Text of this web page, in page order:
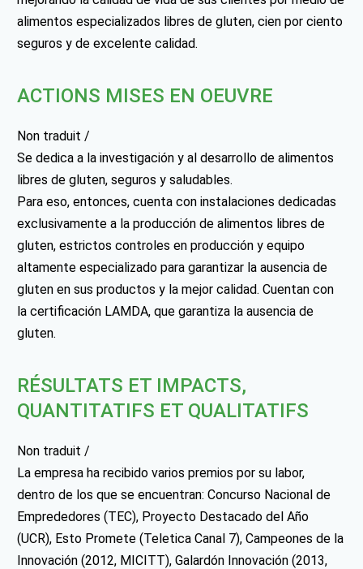
alimentos especializados libres de gluten, cien por ciento
seguros y de excelente calidad.
ACTIONS MISES EN OEUVRE
Non traduit /
Se dedica a la investigación y al desarrollo de alimentos
libres de gluten, seguros y saludables.
Para eso, entonces, cuenta con instalaciones dedicadas
exclusivamente a la producción de alimentos libres de
gluten, estrictos controles en producción y equipo
altamente especializado para garantizar la ausencia de
gluten en sus productos y la mejor calidad. Cuentan con
la certificación LAMDA, que garantiza la ausencia de
gluten.
RÉSULTATS ET IMPACTS,
QUANTITATIFS ET QUALITATIFS
Non traduit /
La empresa ha recibido varios premios por su labor,
dentro de los que se encuentran: Concurso Nacional de
Emprededores (TEC), Proyecto Destacado del Año
(UCR), Esto Promete (Teletica Canal 7), Campeones de la
Innovación (2012, MICITT), Galardón Innovación (2013,